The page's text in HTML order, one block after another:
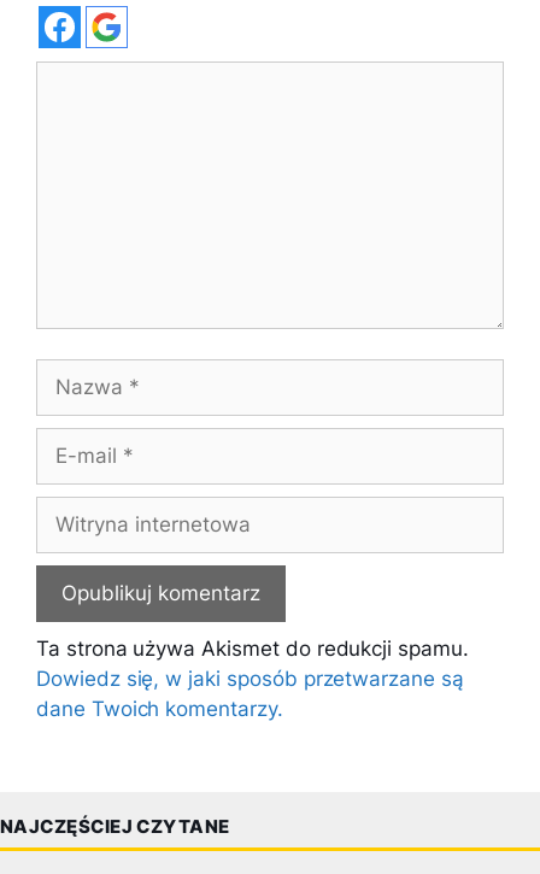
Nazwa
Witryna
internetowa
Ta strona używa Akismet do redukcji spamu.
Dowiedz się, w jaki sposób przetwarzane są
dane Twoich komentarzy.
NAJCZĘŚCIEJ CZYTANE